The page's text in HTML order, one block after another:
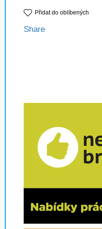
Přidat do oblíbených
Share